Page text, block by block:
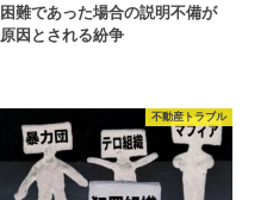
困難であった場合の説明不備が
原因とされる紛争
不動産トラブル